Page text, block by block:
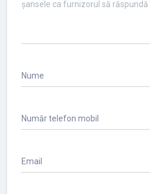
Nume
Număr telefon mobil
Email